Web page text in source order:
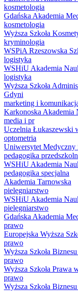
kosmetologia
Gdańska Akademia
kosmetologia
Wyższa Szkoła
kryminologia
WSPiA Rzeszowska
logistyka
WSHiU Akademia
logistyka
Wyższa Szkoła
Gdyni
marketing i
Karkonoska Akademia
media i pr
Uczelnia Łukaszewski
optometria
Uniwersytet Medyczny
pedagogika
WSHiU Akademia
pedagogika specjalna
Akademia Tarnowska
pielęgniarstwo
WSHiU Akademia
pielęgniarstwo
Gdańska Akademia
prawo
Europejska Wyższa
prawo
Wyższa Szkoła
prawo
Wyższa Szkoła Prawa
prawo
Wyższa Szkoła